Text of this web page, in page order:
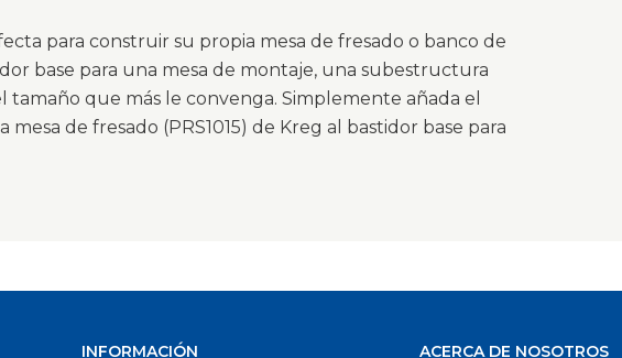
para construir su propia mesa de fresado o banco de
base para una mesa de montaje, una subestructura
que más le convenga. Simplemente añada el
de fresado (PRS1015) de Kreg al bastidor base para
INFORMACIÓN ACERCA DE NOSOTROS